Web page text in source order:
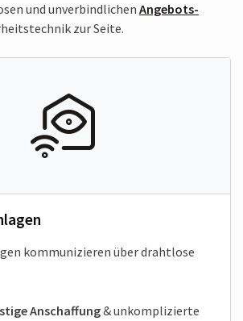
und unverbindlichen Angebots­
zur Seite.
kommunizieren über drahtlose
Anschaffung& unkomplizierte